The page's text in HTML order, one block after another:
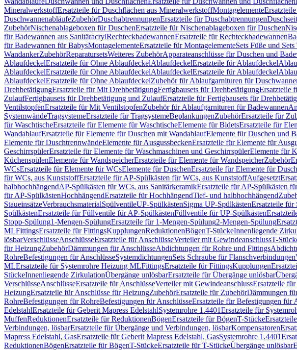
MineralwerkstoffErsatzteile für Duschflächen aus MineralwerkstoffMontagelemente
DuschwannenabläufeZubehörDuschabtrennungenErsatzteile für Duschabtrennungen
ZubehörNischenablageboxen für DuschenErsatzteile für Nischenablageboxen für Duschen
für Badewannen aus SanitäracrylRechteckbadewannenErsatzteile für Rechteckbadewannen
für Badewannen für BabysMontagelementeErsatzteile für MontagelementeSets Füße und
WandankerZubehörReparatursetsWeiteres ZubehörApparateanschlüsse für Duschen und
AblaufdeckelErsatzteile für Ohne AblaufdeckelAblaufdeckelErsatzteile für Ablaufdeckel
AblaufdeckelErsatzteile für Ohne AblaufdeckelAblaufdeckelErsatzteile für Ablaufdeckel
AblaufdeckelErsatzteile für Ohne AblaufdeckelZubehör für Ablaufgarnituren für
DrehbetätigungErsatzteile für Mit DrehbetätigungFertigbausets für DrehbetätigungErsatzteile
ZulaufFertigbausets für Drehbetätigung und ZulaufErsatzteile für Fertigbausets für
VentilstopfenErsatzteile für Mit VentilstopfenZubehör für Ablaufgarnituren für Badewannen
SystemwändeTragsystemeErsatzteile für TragsystemeBeplankungenZubehörErsatzteile für
für WaschtischeErsatzteile für Elemente für WaschtischeElemente für BidetsErsatzteile für
WandablaufErsatzteile für Elemente für Duschen mit WandablaufElemente für Duschen und
Elemente für DuschtrennwändeElemente für AusgussbeckenErsatzteile für Elemente für
GeschirrspülerErsatzteile für Elemente für Waschmaschinen und GeschirrspülerElemente für
KüchenspülenElemente für WandspeicherErsatzteile für Elemente für WandspeicherZubehör
WCsErsatzteile für Elemente für WCsElemente für DuschenErsatzteile für Elemente für
für WCs, aus KunststoffErsatzteile für AP-Spülkästen für WCs, aus KunststoffAufgesetzt
halbhochhängendAP-Spülkästen für WCs, aus SanitärkeramikErsatzteile für AP-Spülkästen
für AP-SpülkästenHochhängendErsatzteile für HochhängendTief- und halbhochhängend
StaueinsätzeVerbrauchsmaterialSpülventileUP-SpülkästenSigma UP-SpülkästenErsatzteile für
SpülkästenErsatzteile für Füllventile für AP-SpülkästenFüllventile für UP-Spülkästen
Stopp-Spülung1-Mengen-SpülungErsatzteile für 1-Mengen-Spülung2-Mengen-Spülung
MLFittingsErsatzteile für FittingsKupplungenReduktionenBögenT-StückeInnenliegende
lösbarVerschlüsseAnschlüsseErsatzteile für AnschlüsseVerteiler mit GewindeanschlussT-
für HeizungZubehörDämmungen für AnschlüsseAbdichtungen für Rohre und Fittings
RohreBefestigungen für AnschlüsseSystemdichtungenSets Schraube für Flanschverbindungen
MLErsatzteile für Systemrohre Heizung MLFittingsErsatzteile für FittingsKupplungen
StückeInnenliegende ZirkulationÜbergänge unlösbarErsatzteile für Übergänge unlösbar
VerschlüsseAnschlüsseErsatzteile für AnschlüsseVerteiler mit GewindeanschlussErsatzteile
HeizungErsatzteile für Anschlüsse für HeizungZubehörErsatzteile für ZubehörDämmungen
RohreBefestigungen für RohreBefestigungen für AnschlüsseErsatzteile für Befestigungen für
EdelstahlErsatzteile für Geberit Mapress EdelstahlSystemrohre 1.4401Ersatzteile für
MuffenReduktionenErsatzteile für ReduktionenBögenErsatzteile für BögenT-Stücke
Verbindungen, lösbarErsatzteile für Übergänge und Verbindungen, lösbarKompensatoren
Mapress Edelstahl, GasErsatzteile für Geberit Mapress Edelstahl, GasSystemrohre 1.4401
ReduktionenBögenErsatzteile für BögenT-StückeErsatzteile für T-StückeÜbergänge unlösbar